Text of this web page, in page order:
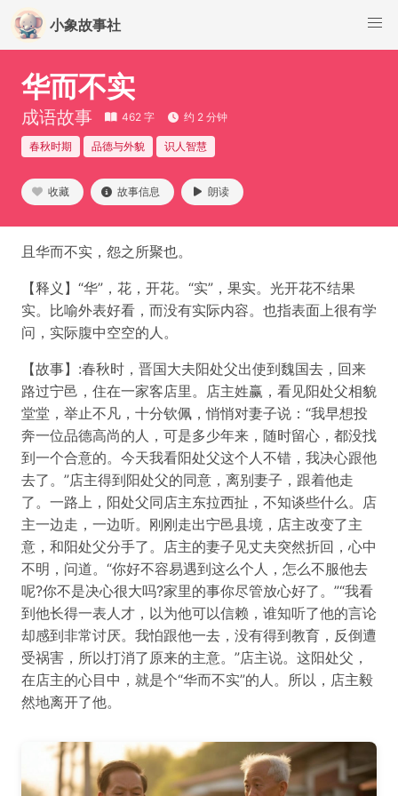
小象故事社
华而不实
成语故事 462 字 约 2 分钟
春秋时期 品德与外貌 识人智慧
收藏 故事信息 朗读
且华而不实，怨之所聚也。
【释义】“华”，花，开花。“实”，果实。光开花不结果
实。比喻外表好看，而没有实际内容。也指表面上很有学
问，实际腹中空空的人。
【故事】:春秋时，晋国大夫阳处父出使到魏国去，回来
路过宁邑，住在一家客店里。店主姓赢，看见阳处父相貌
堂堂，举止不凡，十分钦佩，悄悄对妻子说：“我早想投
奔一位品德高尚的人，可是多少年来，随时留心，都没找
到一个合意的。今天我看阳处父这个人不错，我决心跟他
去了。”店主得到阳处父的同意，离别妻子，跟着他走
了。一路上，阳处父同店主东拉西扯，不知谈些什么。店
主一边走，一边听。刚刚走出宁邑县境，店主改变了主
意，和阳处父分手了。店主的妻子见丈夫突然折回，心中
不明，问道。“你好不容易遇到这么个人，怎么不服他去
呢?你不是决心很大吗?家里的事你尽管放心好了。”“我看
到他长得一表人才，以为他可以信赖，谁知听了他的言论
却感到非常讨厌。我怕跟他一去，没有得到教育，反倒遭
受祸害，所以打消了原来的主意。”店主说。这阳处父，
在店主的心目中，就是个“华而不实”的人。所以，店主毅
然地离开了他。